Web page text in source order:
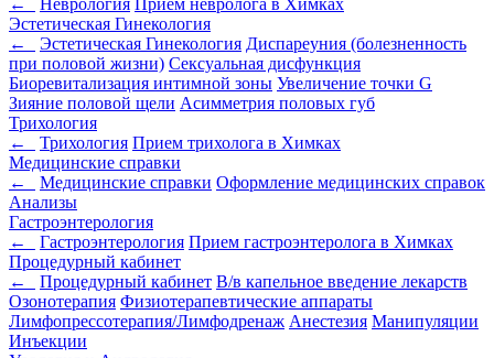
←
Неврология Прием невролога в Химках
Эстетическая Гинекология
←
Эстетическая Гинекология Диспареуния (болезненность
при половой жизни) Сексуальная дисфункция
Биоревитализация интимной зоны Увеличение точки G
Зияние половой щели Асимметрия половых губ
Трихология
←
Трихология Прием трихолога в Химках
Медицинские справки
←
Медицинские справки Оформление медицинских справок
Анализы
Гастроэнтерология
←
Гастроэнтерология Прием гастроэнтеролога в Химках
Процедурный кабинет
←
Процедурный кабинет В/в капельное введение лекарств
Озонотерапия Физиотерапевтические аппараты
Лимфопрессотерапия/Лимфодренаж Анестезия Манипуляции
Инъекции